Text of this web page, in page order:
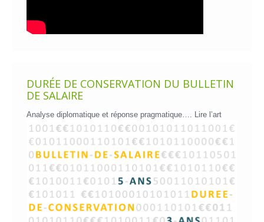
DURÉE DE CONSERVATION DU BULLETIN
DE SALAIRE
Analyse diplomatique et réponse pragmatique…. Lire l’art